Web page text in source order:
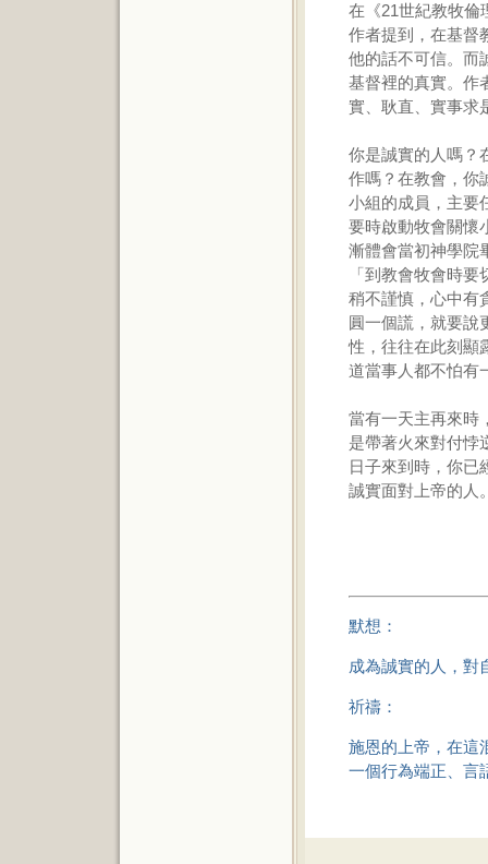
在《21世紀教牧倫
作者提到，在基督
他的話不可信。而
基督裡的真實。作
實、耿直、實事求
你是誠實的人嗎？
作嗎？在教會，你
小組的成員，主要
要時啟動牧會關懷
漸體會當初神學院
「到教會牧會時
稍不謹慎，心中有
圓一個謊，就要說
性，往往在此刻顯
道當事人都不怕有
當有一天主再來時
是帶著火來對付悖
日子來到時，你已
誠實面對上帝的人
默想：
成為誠實的人，對
祈禱：
施恩的上帝，在這
一個行為端正、言